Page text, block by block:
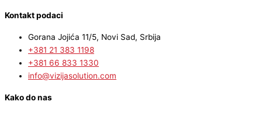
Kontakt podaci
Gorana Jojića 11/5, Novi Sad, Srbija
+381 21 383 1198
+381 66 833 1330
info@vizijasolution.com
Kako do nas